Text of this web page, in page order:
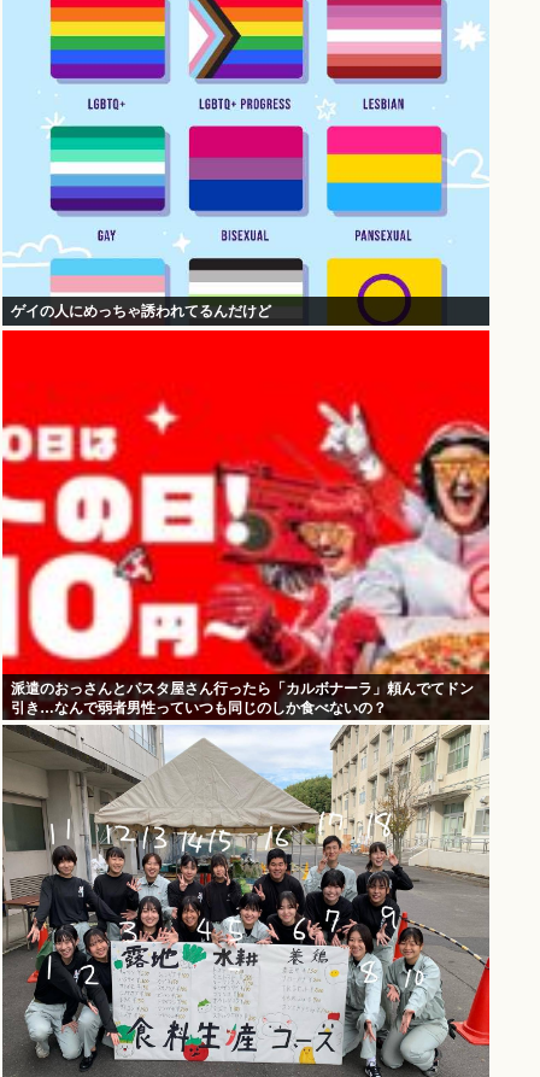
ゲイの人にめっちゃ誘われてるんだけど
派遣のおっさんとパスタ屋さん行ったら「カルボナーラ」頼んでてドン
引き…なんで弱者男性っていつも同じのしか食べないの？